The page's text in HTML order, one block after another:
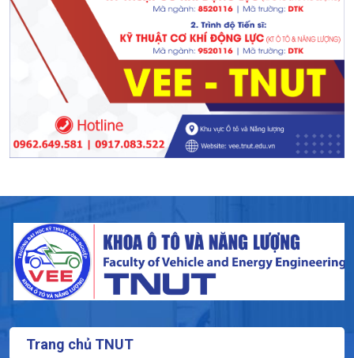
Trang chủ TNUT